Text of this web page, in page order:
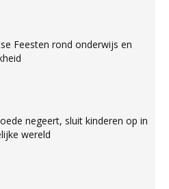
Feesten rond onderwijs en
negeert, sluit kinderen op in
wereld